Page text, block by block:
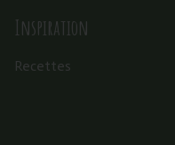
Inspiration
Recettes